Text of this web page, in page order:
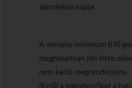
ajándékba kapja.
A verseny minimum 8 fő
meghaladóan jön létre,
nem kerül megrendezésre.
(Erről a jelentkezőket a